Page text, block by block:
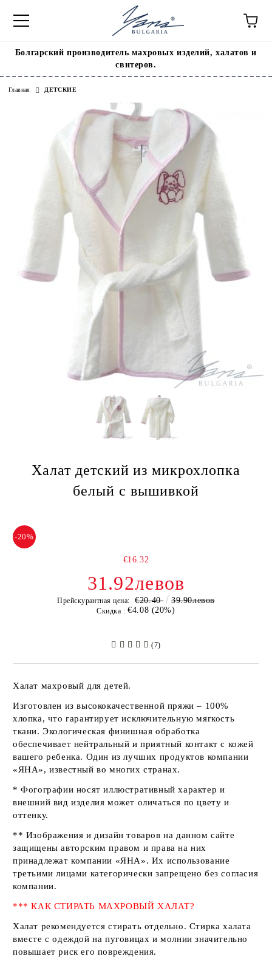
Болгарский производитель махровых изделий, халатов и
свитеров.
Главная ДЕТСКИЕ
Халат детский из микрохлопка
белый с вышивкой
-20%
€16.32
31.92левов
Прейскурантная цена: €20.40 39.90левов
Скидка : €4.08 (20%)
(7)
Халат махровый для детей.
Изготовлен из высококачественной пряжи – 100%
хлопка, что гарантирует исключительную мягкость
ткани. Экологическая финишная обработка
обеспечивает нейтральный и приятный контакт с кожей
вашего ребенка. Один из лучших продуктов компании
«ЯНА», известный во многих странах.
* Фогографии носят иллюстративный характер и
внешний вид изделия может оличаться по цвету и
оттенку.
** Изображения и дизайн товаров на данном сайте
защищены авторским правом и права на них
принадлежат компании «ЯНА». Их использование
третьими лицами категорически запрещено без согласия
компании.
*** КАК СТИРАТЬ МАХРОВЫЙ ХАЛАТ?
Халат рекомендуется стирать отдельно. Стирка халата
вместе с одеждой на пуговицах и молнии значительно
повышает риск его повреждения.